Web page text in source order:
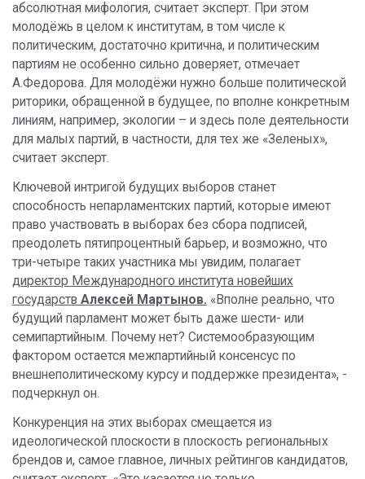
абсолютная мифология, считает эксперт. При этом
молодёжь в целом к институтам, в том числе к
политическим, достаточно критична, и политическим
партиям не особенно сильно доверяет, отмечает
А.Федорова. Для молодёжи нужно больше политической
риторики, обращенной в будущее, по вполне конкретным
линиям, например, экологии – и здесь поле деятельности
для малых партий, в частности, для тех же «Зеленых»,
считает эксперт.
Ключевой интригой будущих выборов станет
способность непарламентских партий, которые имеют
право участвовать в выборах без сбора подписей,
преодолеть пятипроцентный барьер, и возможно, что
три-четыре таких участника мы увидим, полагает
директор Международного института новейших
государств Алексей Мартынов. «Вполне реально, что
будущий парламент может быть даже шести- или
семипартийным. Почему нет? Системообразующим
фактором остается межпартийный консенсус по
внешнеполитическому курсу и поддержке президента», -
подчеркнул он.
Конкуренция на этих выборах смещается из
идеологической плоскости в плоскость региональных
брендов и, самое главное, личных рейтингов кандидатов,